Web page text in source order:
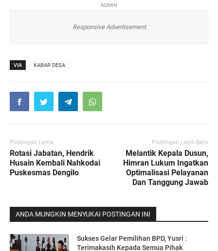
ADMIN
Responsive Advertisement
VIA KABAR DESA
Postingan Lama
Rotasi Jabatan, Hendrik
Husain Kembali Nahkodai
Puskesmas Dengilo
Postingan Lebih Baru
Melantik Kepala Dusun,
Himran Lukum Ingatkan
Optimalisasi Pelayanan
Dan Tanggung Jawab
ANDA MUNGKIN MENYUKAI POSTINGAN INI
Sukses Gelar Pemilihan BPD, Yusri :
Terimakasih Kepada Semua Pihak